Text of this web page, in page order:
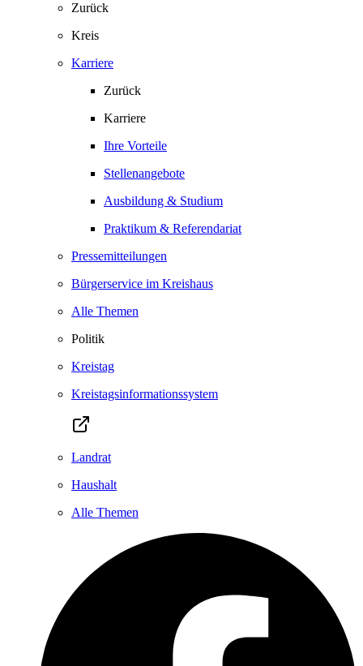
Zurück
Kreis
Karriere
Zurück
Karriere
Ihre Vorteile
Stellenangebote
Ausbildung & Studium
Praktikum & Referendariat
Pressemitteilungen
Bürgerservice im Kreishaus
Alle Themen
Politik
Kreistag
Kreistagsinformationssystem
Landrat
Haushalt
Alle Themen